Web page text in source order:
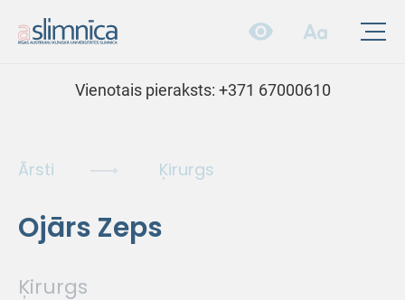
Vienotais pieraksts: +371 67000610
Ārsti Ķirurgs
Ojārs Zeps
Ķirurgs